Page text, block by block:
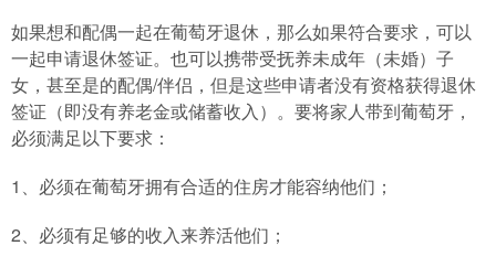
如果想和配偶一起在葡萄牙退休，那么如果符合要求，可以
一起申请退休签证。也可以携带受抚养未成年（未婚）子
女，甚至是的配偶/伴侣，但是这些申请者没有资格获得退休
签证（即没有养老金或储蓄收入）。要将家人带到葡萄牙，
必须满足以下要求：
1、必须在葡萄牙拥有合适的住房才能容纳他们；
2、必须有足够的收入来养活他们；